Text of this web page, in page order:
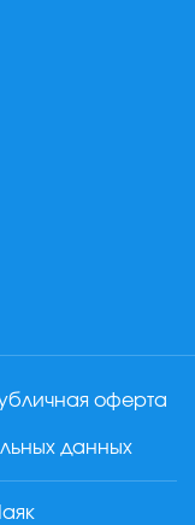
оферта
данных